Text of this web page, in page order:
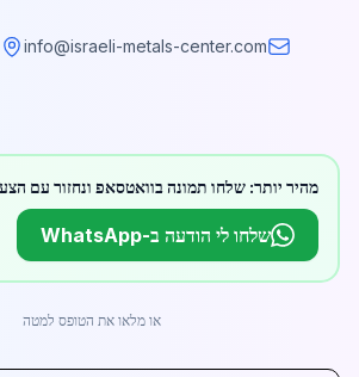
info@israeli-metals-center.com
מהיר יותר: שלחו תמונה בוואטסאפ ונחזור עם הצעת
שלחו לי הודעה ב-WhatsApp
או מלאו את הטופס למטה